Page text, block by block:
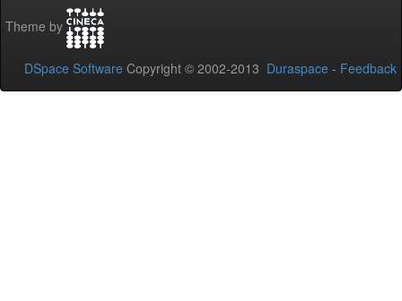
Theme by
DSpace Software Copyright © 2002-2013 Duraspace - Feedback